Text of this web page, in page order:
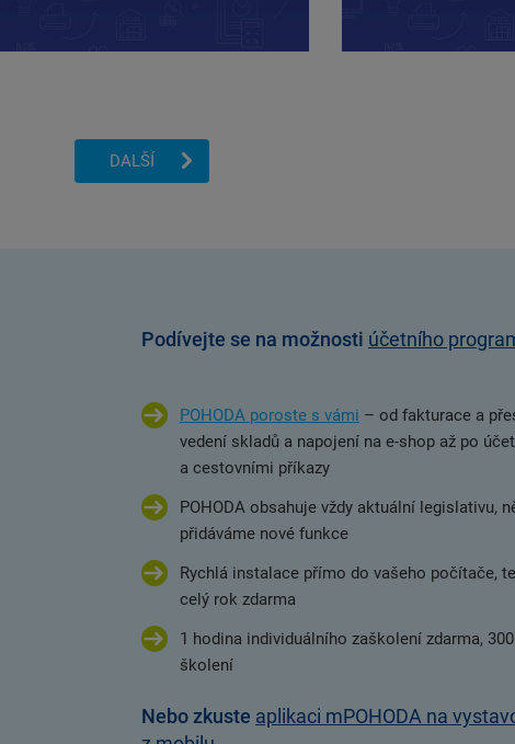
DALŠÍ
Podívejte se na možnosti účetního
POHODA poroste s vámi – od fakturace a
vedení skladů a napojení na e-shop až po
a cestovními příkazy
POHODA obsahuje vždy aktuální legislativu,
přidáváme nové funkce
Rychlá instalace přímo do vašeho počítače,
celý rok zdarma
1 hodina individuálního zaškolení zdarma,
školení
Nebo zkuste aplikaci mPOHODA na